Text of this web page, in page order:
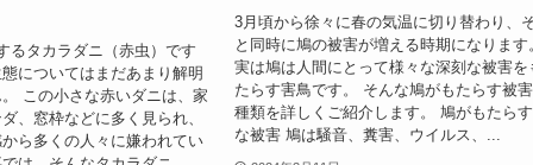
るタカラダニ（赤虫）です
についてはまだあまり解明
この小さな赤いダニは、家
、窓枠などに多く見られ、
ら多くの人々に嫌われてい
3月頃から徐々に春の気温に切り替わり、
と同時に鳩の被害が増える時期になります
実は鳩は人間にとって様々な深刻な被害を
たらす害鳥です。 そんな鳩がもたらす被
種類を詳しくご紹介します。 鳩がもたら
な被害 鳩は騒音、糞害、ウイルス、...